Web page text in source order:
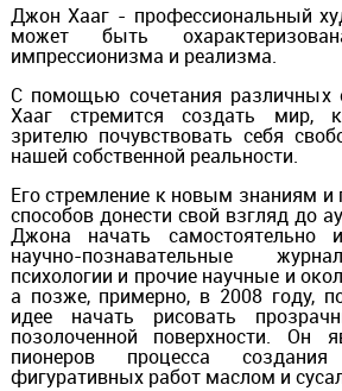
Джон Хааг - профессиональный
может быть
импрессионизма и реализма.
С помощью сочетания различных
Хааг стремится создать мир,
зрителю почувствовать себя
нашей собственной реальности.
Его стремление к новым знаниям и
способов донести свой взгляд до
Джона начать самостоятельно
научно-познавательные
психологии и прочие научные и
а позже, примерно, в 2008 году,
идее начать рисовать
позолоченной поверхности. Он
пионеров процесса
фигуративных работ маслом и